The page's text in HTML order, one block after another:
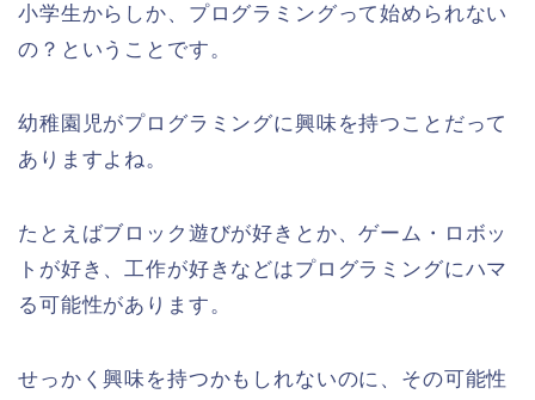
小学生からしか、プログラミングって始められない
の？ということです。
幼稚園児がプログラミングに興味を持つことだって
ありますよね。
たとえばブロック遊びが好きとか、ゲーム・ロボッ
トが好き、工作が好きなどはプログラミングにハマ
る可能性があります。
せっかく興味を持つかもしれないのに、その可能性